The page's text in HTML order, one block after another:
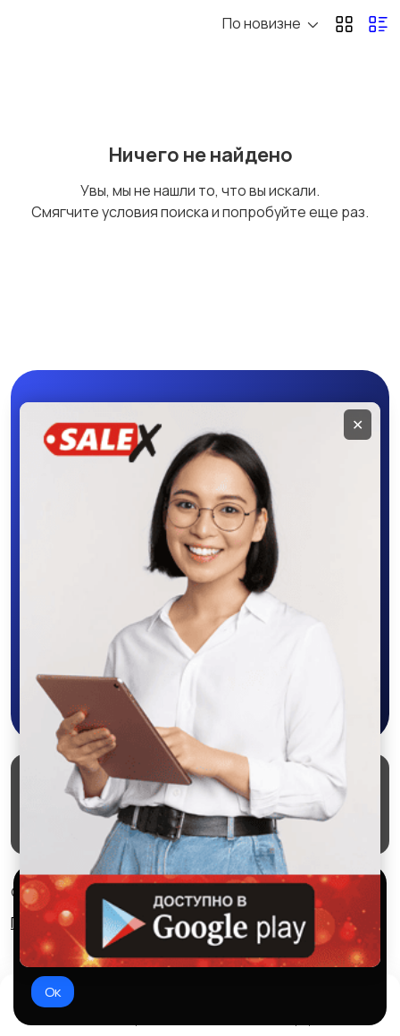
По новизне
Ничего не найдено
Увы, мы не нашли то, что вы искали.
Смягчите условия поиска и попробуйте еще раз.
Мобильное
приложение
Скачайте приложение в Google Play –
крутите колесо фортуны, выигрывайте
бонусы, удобно ищите и размещайте
объявления - все это в нашем мобильном
приложении SALEX!
Скачать в Google Play
Маркеты Блог
О проекте
Служба поддержки
Удаление аккаунта
Партнерка
© 2026 SALEX МАРКЕТ
Правила сервиса
Конфиденциальность
Используем куки и рекомендательные
технологии
Это чтобы сайт работал лучше. Оставаясь с нами, вы
соглашаетесь на использование файлов куки.
Ок
✕